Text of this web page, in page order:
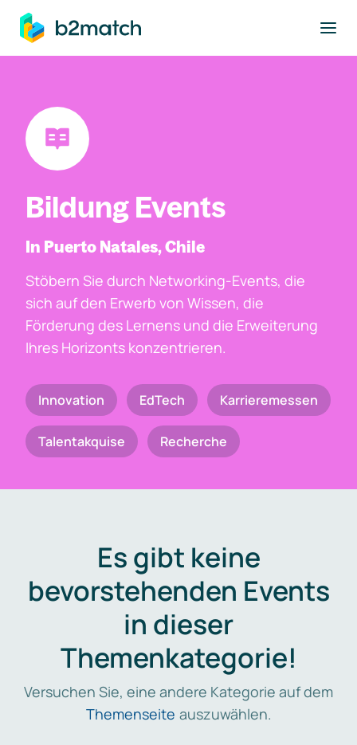
springen
Bildung Events
In Puerto Natales, Chile
Stöbern Sie durch Networking-Events, die
sich auf den Erwerb von Wissen, die
Förderung des Lernens und die Erweiterung
Ihres Horizonts konzentrieren.
Innovation EdTech Karrieremessen
Talentakquise Recherche
Es gibt keine
bevorstehenden Events
in dieser
Themenkategorie!
Versuchen Sie, eine andere Kategorie auf dem
Themenseite auszuwählen.